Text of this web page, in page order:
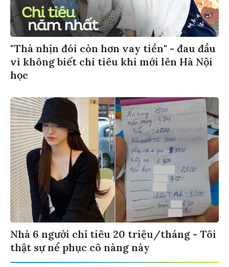
"Thà nhịn đói còn hơn vay tiền" - đau đầu
vì không biết chi tiêu khi mới lên Hà Nội
học
Nhà 6 người chỉ tiêu 20 triệu/tháng - Tôi
thật sự nể phục cô nàng này